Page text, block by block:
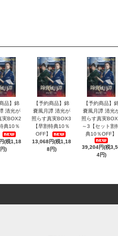
品】錦
清光が
実BOX2
典10％
(税1,18
)
【予約商品】錦
嚢風月譚 清光が
照らす真実BOX3
【早割特典10％
OFF】
13,068円(税1,18
8円)
【予約商品】
嚢風月譚 清光
照らす真実
～3【セット割
典10％OFF】
39,204円(税
4円)